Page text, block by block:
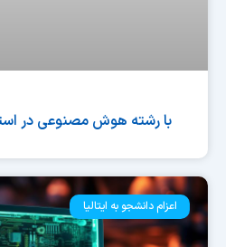
با رشته هوش مصنوعی در
اعزام دانشجو به ایتالیا